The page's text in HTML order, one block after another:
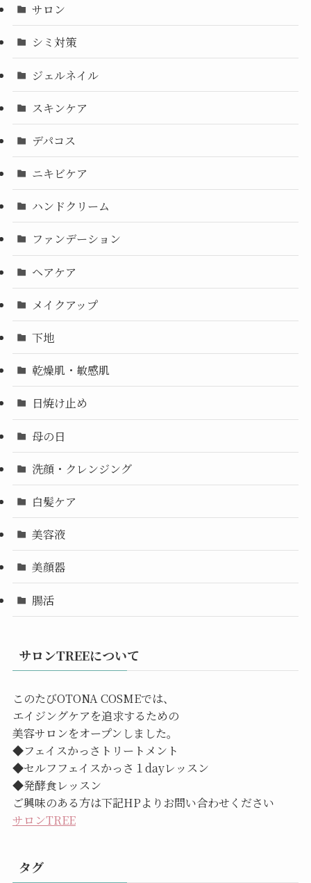
サロン
シミ対策
ジェルネイル
スキンケア
デパコス
ニキビケア
ハンドクリーム
ファンデーション
ヘアケア
メイクアップ
下地
乾燥肌・敏感肌
日焼け止め
母の日
洗顔・クレンジング
白髪ケア
美容液
美顔器
腸活
サロンTREEについて
このたびOTONA COSMEでは、
エイジングケアを追求するための
美容サロンをオープンしました。
◆フェイスかっさトリートメント
◆セルフフェイスかっさ１dayレッスン
◆発酵食レッスン
ご興味のある方は下記HPよりお問い合わせください
サロンTREE
タグ